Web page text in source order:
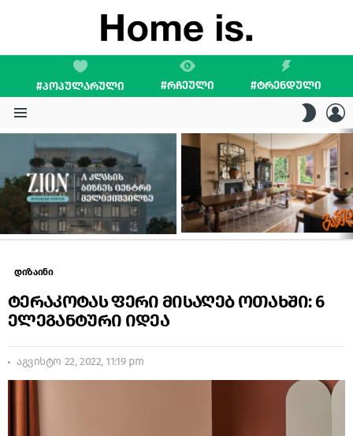
#ᲞᲝᲞᲣᲚᲐᲠᲣᲚᲘ #ᲠᲩᲔᲣᲚᲘ #ᲢᲠᲔᲜᲓᲣᲚᲘ
SKIN
STORIES
დიზაინი
ტერაკოტას ფერი მისაღებ ოთახში: 6
ელეგანტური იდეა
აგვისტო 22, 2022, 11:19 pm